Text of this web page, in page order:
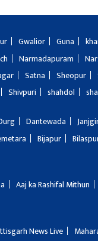
Gwalior Guna
Narmadapuram
Satna Sheopur
Shivpuri shahdol
Dantewada
Bijapur
Aaj ka Rashifal Mithun
News Live